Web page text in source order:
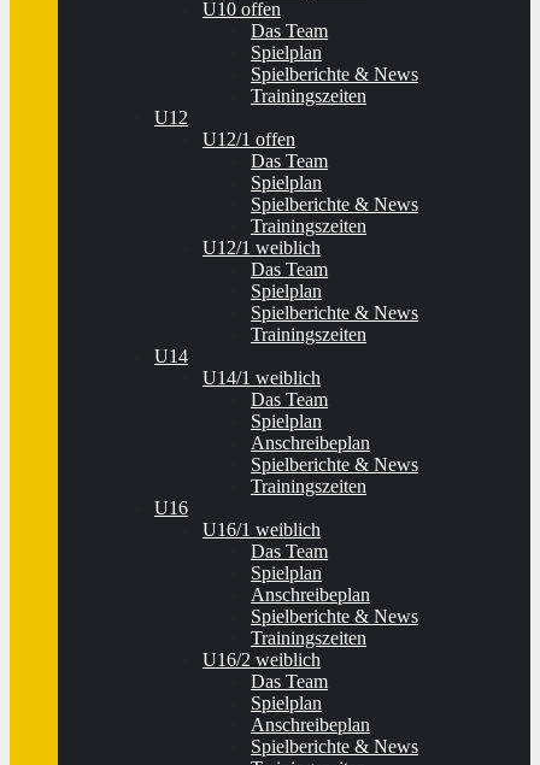
U10 offen
Das Team
Spielplan
Spielberichte & News
Trainingszeiten
U12
U12/1 offen
Das Team
Spielplan
Spielberichte & News
Trainingszeiten
U12/1 weiblich
Das Team
Spielplan
Spielberichte & News
Trainingszeiten
U14
U14/1 weiblich
Das Team
Spielplan
Anschreibeplan
Spielberichte & News
Trainingszeiten
U16
U16/1 weiblich
Das Team
Spielplan
Anschreibeplan
Spielberichte & News
Trainingszeiten
U16/2 weiblich
Das Team
Spielplan
Anschreibeplan
Spielberichte & News